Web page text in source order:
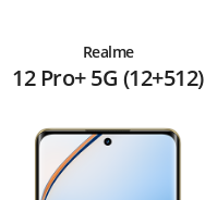
Realme
12 Pro+ 5G (12+512)